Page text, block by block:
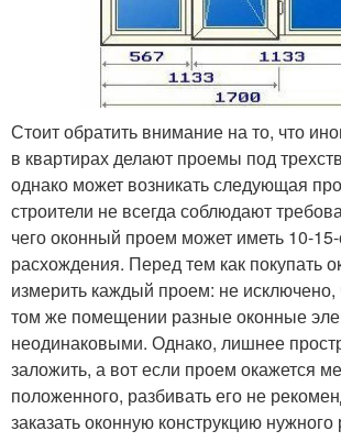
Стоит обратить внимание на то, что
в квартирах делают проемы под
однако может возникать следующая
строители не всегда соблюдают
чего оконный проем может иметь 10-
расхождения. Перед тем как покупать
измерить каждый проем: не исключено,
том же помещении разные оконные
неодинаковыми. Однако, лишнее
заложить, а вот если проем окажется
положенного, разбивать его не
заказать оконную конструкцию нужного